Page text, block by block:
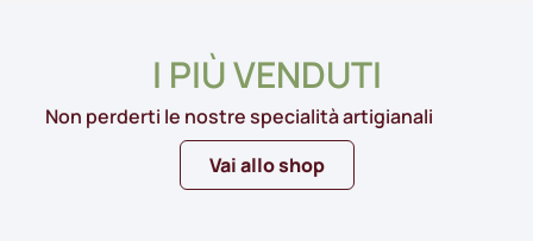
I PIÙ VENDUTI
Vai allo shop
Non perderti le nostre specialità artigianali